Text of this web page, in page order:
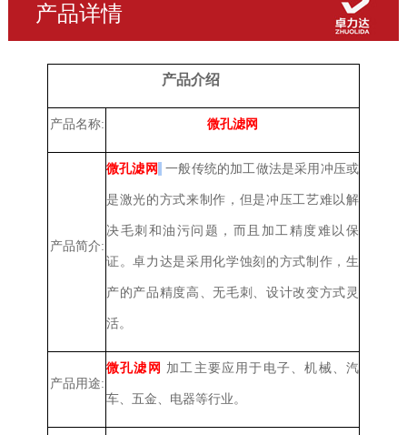
产品详情
产品介绍
产品名称: 微孔滤网
产品简介:
微孔滤网 一般传统的加工做法是采用冲压或
是激光的方式来制作，但是冲压工艺难以解
决毛刺和油污问题，而且加工精度难以保
证。卓力达是采用化学蚀刻的方式制作，生
产的产品精度高、无毛刺、设计改变方式灵
活。
产品用途:
微孔滤网 加工主要应用于电子、机械、汽
车、五金、电器等行业。